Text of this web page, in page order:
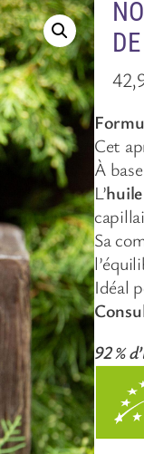
Cet
À
L’
Sa
Idéal
92 %